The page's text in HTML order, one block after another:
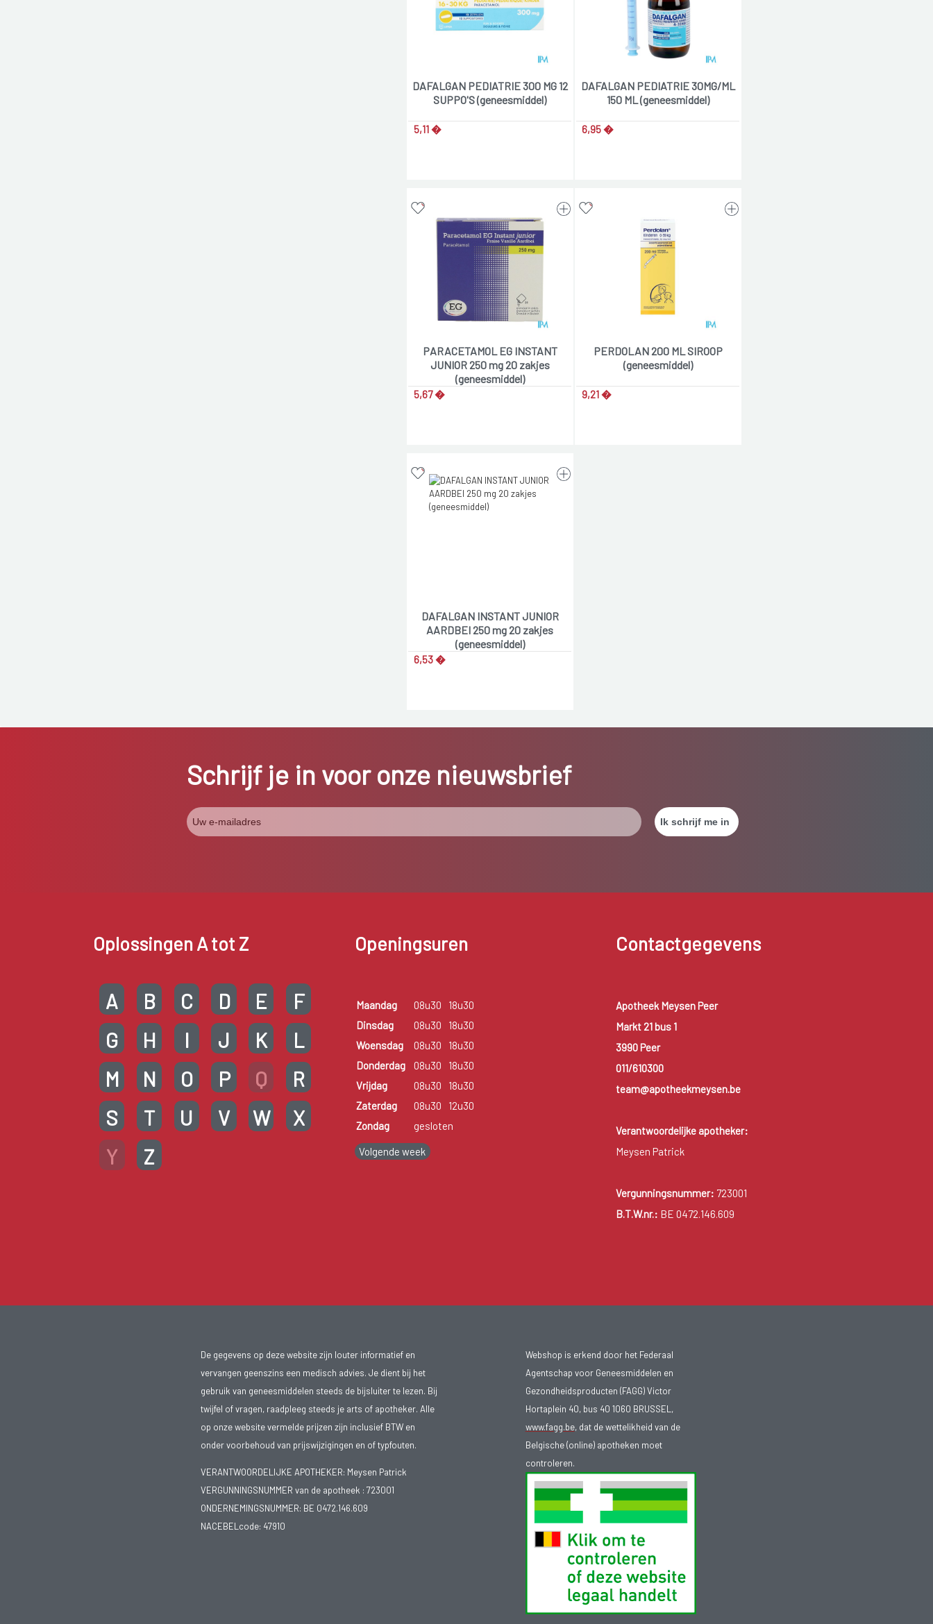
DAFALGAN PEDIATRIE 300 MG 12
SUPPO'S (geneesmiddel)
5,11 �
DAFALGAN PEDIATRIE 30MG/ML
150 ML (geneesmiddel)
6,95 �
PARACETAMOL EG INSTANT
JUNIOR 250 mg 20 zakjes
(geneesmiddel)
5,67 �
PERDOLAN 200 ML SIROOP
(geneesmiddel)
9,21 �
DAFALGAN INSTANT JUNIOR
AARDBEI 250 mg 20 zakjes
(geneesmiddel)
6,53 �
Schrijf je in voor onze nieuwsbrief
Oplossingen A tot Z
A B C D E
F
G
H I J K
L
M
N O P Q
R
S
T U V W
X
Y
Z
Openingsuren
Maandag 08u30
18u30
Dinsdag
08u30
18u30
Woensdag
08u30
18u30
Donderdag
08u30
18u30
Vrijdag
08u30
18u30
Zaterdag
08u30
12u30
Zondag
gesloten
Volgende week
Contactgegevens
Apotheek Meysen Peer
Markt 21 bus 1
3990 Peer
011/610300
team@apotheekmeysen.be
Verantwoordelijke apotheker:
Meysen Patrick
Vergunningsnummer: 723001
B.T.W.nr.: BE 0472.146.609
De gegevens op deze website zijn louter informatief en
vervangen geenszins een medisch advies. Je dient bij het
gebruik van geneesmiddelen steeds de bijsluiter te lezen. Bij
twijfel of vragen, raadpleeg steeds je arts of apotheker. Alle
op onze website vermelde prijzen zijn inclusief BTW en
onder voorbehoud van prijswijzigingen en of typfouten.
VERANTWOORDELIJKE APOTHEKER: Meysen Patrick
VERGUNNINGSNUMMER van de apotheek : 723001
ONDERNEMINGSNUMMER: BE 0472.146.609
NACEBELcode: 47910
Webshop is erkend door het Federaal
Agentschap voor Geneesmiddelen en
Gezondheidsproducten (FAGG) Victor
Hortaplein 40, bus 40 1060 BRUSSEL,
www.fagg.be, dat de wettelikheid van de
Belgische (online) apotheken moet
controleren.